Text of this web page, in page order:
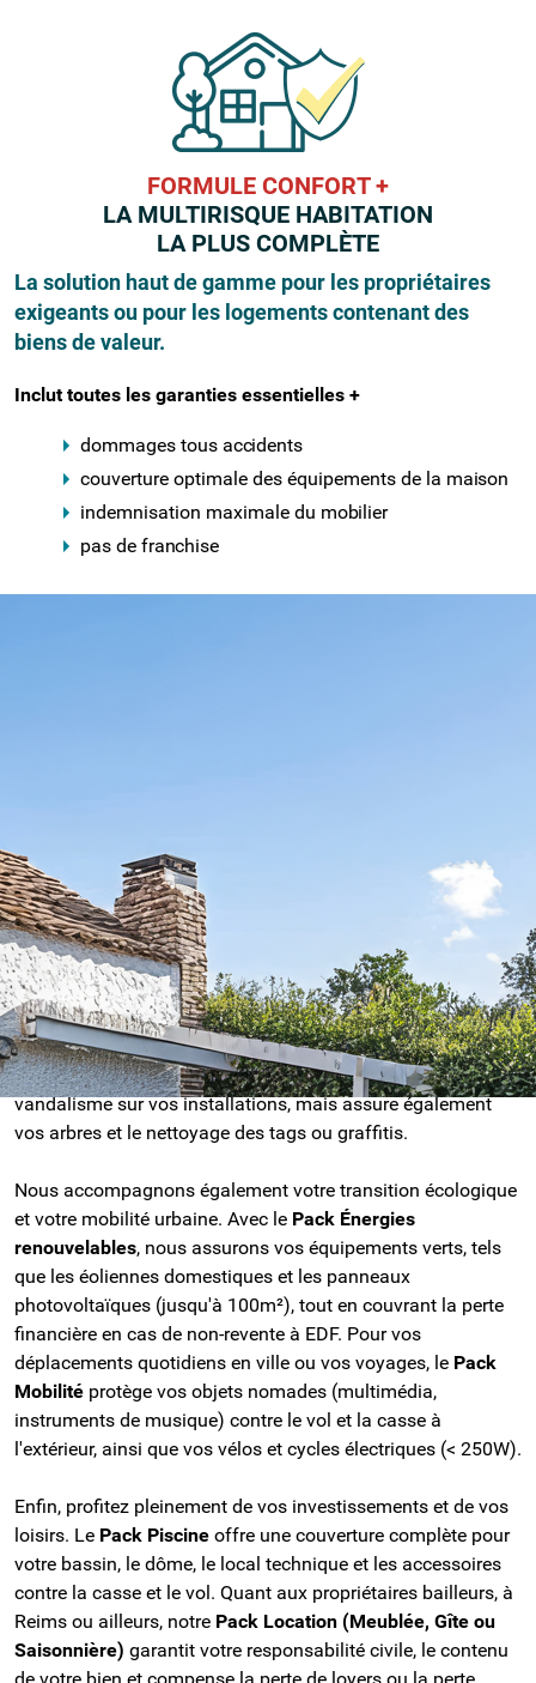
FORMULE CONFORT +
LA MULTIRISQUE HABITATION
LA PLUS COMPLÈTE
La solution haut de gamme pour les propriétaires
exigeants ou pour les logements contenant des
biens de valeur.
Inclut toutes les garanties essentielles +
dommages tous accidents
couverture optimale des équipements de la maison
indemnisation maximale du mobilier
pas de franchise
imprévus invisibles, notre
Pack complémentaire dégâts des
eauxprend en charge la recherche de fuites, la réparation
des canalisations enterrées extérieures ainsi que la
surconsommation d'eau qui peut en découler.
Pour les propriétaires de maisons avec jardin, lePack
éléments extérieursest la protection idéale : il couvre non
seulement les dommages liés aux tempêtes, au vol ou au
vandalisme sur vos installations, mais assure également
vos arbres et le nettoyage des tags ou graffitis.
Nous accompagnons également votre transition écologique
et votre mobilité urbaine. Avec le Pack Énergies
renouvelables, nous assurons vos équipements verts, tels
que les éoliennes domestiques et les panneaux
photovoltaïques (jusqu'à 100m²), tout en couvrant la perte
financière en cas de non-revente à EDF. Pour vos
déplacements quotidiens en ville ou vos voyages, le Pack
Mobilité protège vos objets nomades (multimédia,
instruments de musique) contre le vol et la casse à
l'extérieur, ainsi que vos vélos et cycles électriques (< 250W).
Enfin, profitez pleinement de vos investissements et de vos
loisirs. Le Pack Piscine offre une couverture complète pour
votre bassin, le dôme, le local technique et les accessoires
contre la casse et le vol. Quant aux propriétaires bailleurs, à
Reims ou ailleurs, notre Pack Location (Meublée, Gîte ou
Saisonnière) garantit votre responsabilité civile, le contenu